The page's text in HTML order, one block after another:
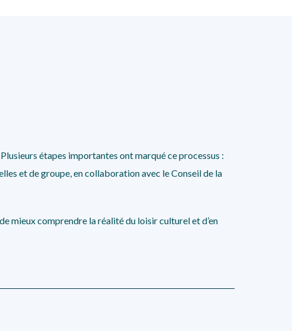
étapes importantes ont marqué ce processus :
et de groupe, en collaboration avec le Conseil de la
mieux comprendre la réalité du loisir culturel et d’en